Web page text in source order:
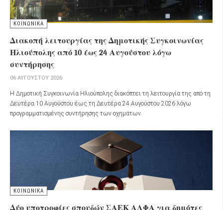
ΚΟΙΝΩΝΙΚΑ
Διακοπή λειτουργίας της Δημοτικής Συγκοινωνίας
Ηλιούπολης από 10 έως 24 Αυγούστου λόγω
συντήρησης
06 ΑΥΓΟΎΣΤΟΥ 2026
Η Δημοτική Συγκοινωνία Ηλιούπολης διακόπτει τη λειτουργία της από τη
Δευτέρα 10 Αυγούστου έως τη Δευτέρα 24 Αυγούστου 2026 λόγω
προγραμματισμένης συντήρησης των οχημάτων.
ΚΟΙΝΩΝΙΚΑ
Δύο υποτροφίες σπουδών ΣΑΕΚ ΑΛΦΑ για δημότες